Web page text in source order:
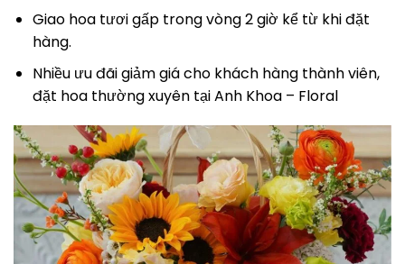
Giao hoa tươi gấp trong vòng 2 giờ kể từ khi đặt
hàng.
Nhiều ưu đãi giảm giá cho khách hàng thành viên,
đặt hoa thường xuyên tại Anh Khoa – Floral